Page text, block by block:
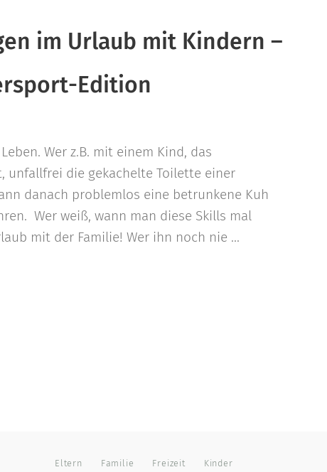
im Urlaub mit Kindern –
Edition
Wer z.B. mit einem Kind, das
unfallfrei die gekachelte Toilette einer
danach problemlos eine betrunkene Kuh
Wer weiß, wann man diese Skills mal
mit der Familie! Wer ihn noch nie ...
Eltern Familie Freizeit
Kinder